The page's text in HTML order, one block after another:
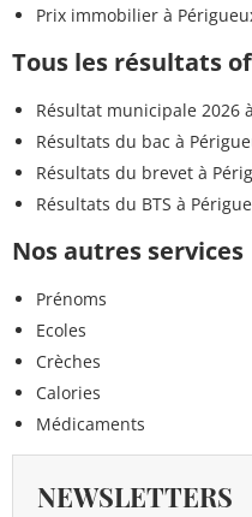
Prix immobilier à
Tous les résultats
Résultat municipale 2026
Résultats du bac à
Résultats du brevet à
Résultats du BTS à
Nos autres services
Prénoms
Ecoles
Crèches
Calories
Médicaments
NEWSLETTERS